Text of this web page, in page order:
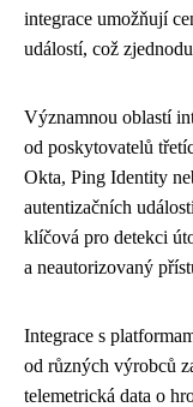
integrace umožňují
událostí, což
Významnou oblastí
od poskytovatelů
Okta, Ping Identity
autentizačních
klíčová pro detekci
a neautorizovaný
Integrace s
od různých výrobců
telemetrická data o